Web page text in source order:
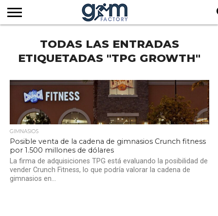
REVISTA
FACTORY
TV
SOCIOS
EMPRESAS
SECTOR
SERVICIOS
AUDIOVISUALES
NOTICIAS
SUSCRIPCIÓN
TODAS LAS ENTRADAS
ETIQUETADAS "TPG GROWTH"
GIMNASIOS
Posible venta de la cadena de gimnasios Crunch fitness
por 1.500 millones de dólares
La firma de adquisiciones TPG está evaluando la posibilidad de
vender Crunch Fitness, lo que podría valorar la cadena de
gimnasios en...